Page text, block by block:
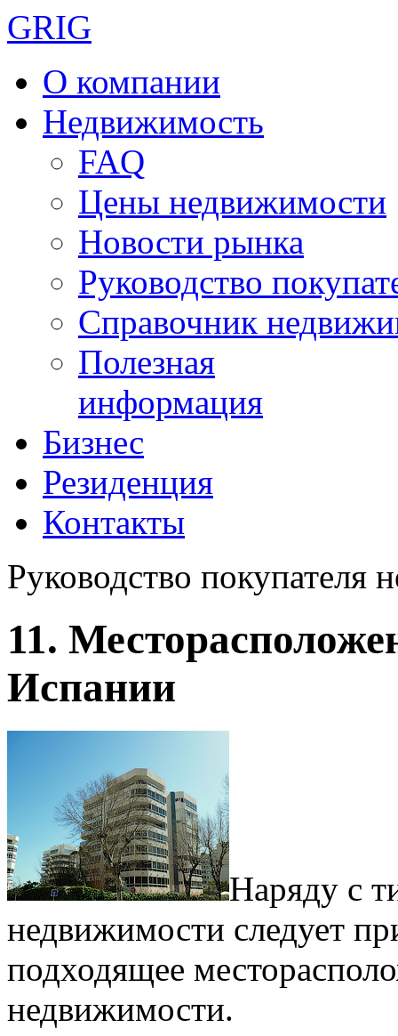
GRIG
О компании
Недвижимость
FAQ
Цены недвижимости
Новости рынка
Руководство
Справочник
Полезная
информация
Бизнес
Резиденция
Контакты
Руководство
11.
Испании
Наряду с
недвижимости следует
подходящее
недвижимости.